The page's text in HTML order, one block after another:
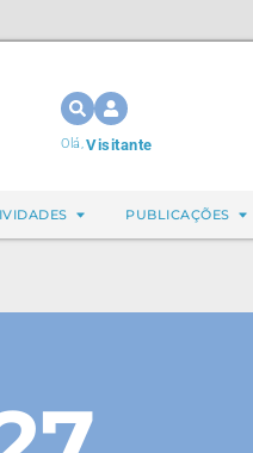
Olá,Visitante
PUBLICAÇÕES